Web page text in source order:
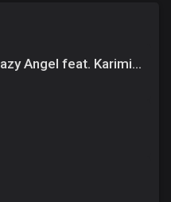
Hoy Se BeBe__Crazy Angel feat. Kariminal